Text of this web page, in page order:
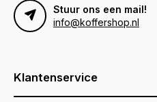
Stuur ons een mail!
info@koffershop.nl
Klantenservice